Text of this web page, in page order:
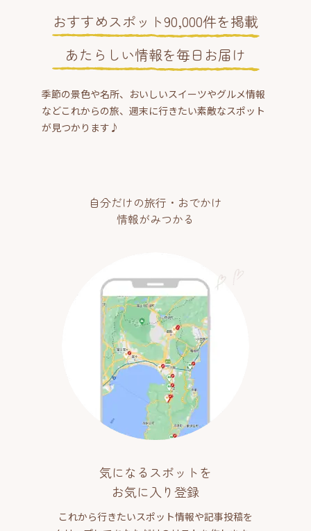
おすすめスポット90,000件を掲載
あたらしい情報を毎日お届け
季節の景色や名所、おいしいスイーツやグルメ情報
などこれからの旅、週末に行きたい素敵なスポット
が見つかります♪
自分だけの旅行・おでかけ
情報がみつかる
気になるスポットを
お気に入り登録
これから行きたいスポット情報や記事投稿を